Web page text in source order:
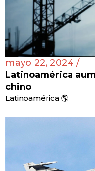
mayo 22, 2024 /
Latinoamérica
chino
Latinoamérica 🌎